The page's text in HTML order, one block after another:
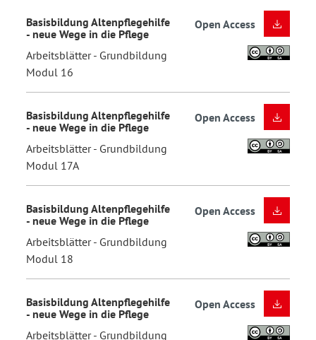
Basisbildung Altenpflegehilfe
- neue Wege in die Pflege
Arbeitsblätter - Grundbildung
Modul 16
Open Access
Basisbildung Altenpflegehilfe
- neue Wege in die Pflege
Arbeitsblätter - Grundbildung
Modul 17A
Open Access
Basisbildung Altenpflegehilfe
- neue Wege in die Pflege
Arbeitsblätter - Grundbildung
Modul 18
Open Access
Basisbildung Altenpflegehilfe
- neue Wege in die Pflege
Arbeitsblätter - Grundbildung
Open Access